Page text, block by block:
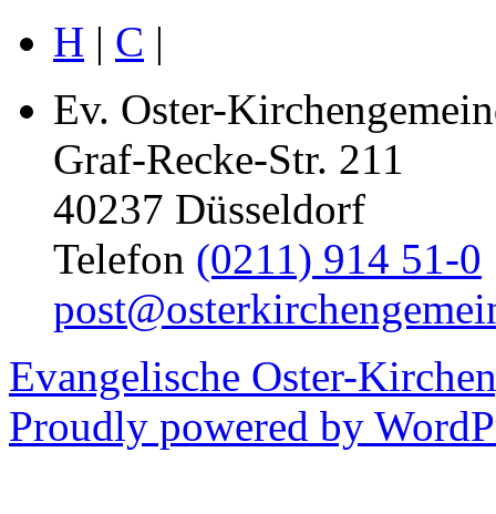
H | C |
Ev. Oster-
Graf-Recke-Str. 211
40237 Düsseldorf
Telefon (0211) 914 51-0
Evangelische Oster-
Proudly powered by